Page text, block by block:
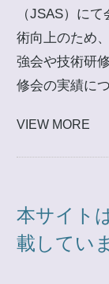
（JSAS）に
術向上のため
強会や技術研
修会の実績に
VIEW MORE
本サイト
載してい